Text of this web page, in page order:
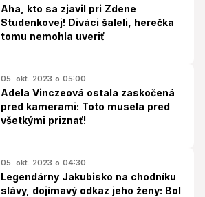
Aha, kto sa zjavil pri Zdene
Studenkovej! Diváci šaleli, herečka
tomu nemohla uveriť
05. okt. 2023 o 05:00
Adela Vinczeová ostala zaskočená
pred kamerami: Toto musela pred
všetkými priznať!
05. okt. 2023 o 04:30
Legendárny Jakubisko na chodníku
slávy, dojímavý odkaz jeho ženy: Bol